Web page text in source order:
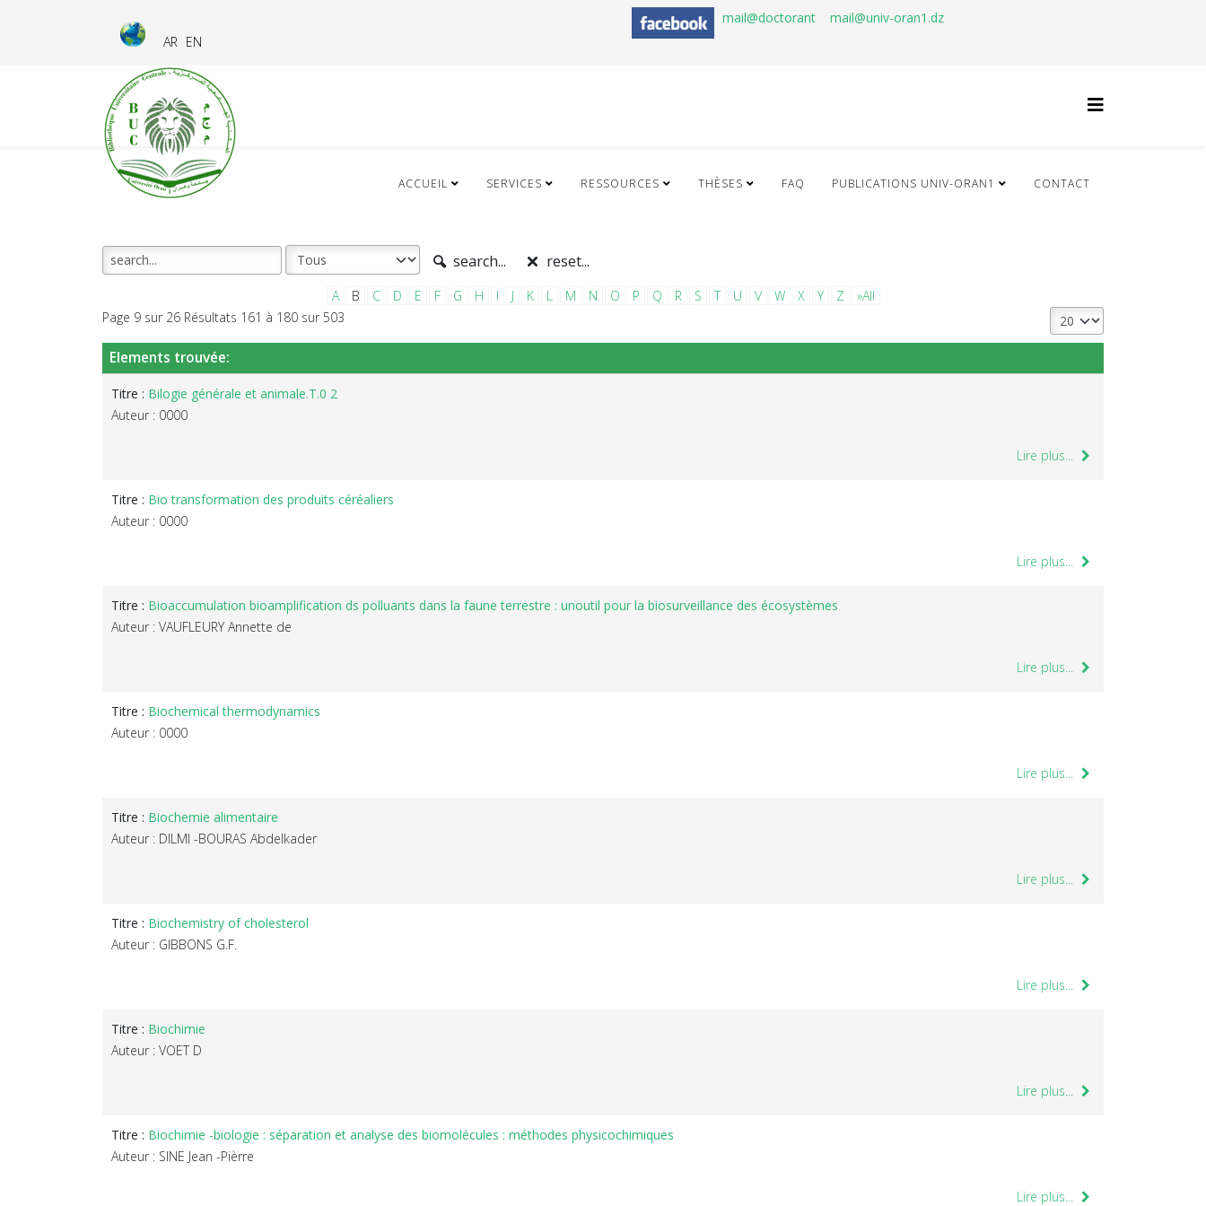
AR EN
mail@doctorant mail@univ-oran1.dz
ACCUEIL SERVICES RESSOURCES THÈSES FAQ PUBLICATIONS UNIV-ORAN1 CONTACT
search... reset...
A B C D E F G H I J K L M N O P Q R S T U V W X Y Z
»All
Page 9 sur 26 Résultats 161 à 180 sur 503
Elements trouvée:
Titre : Bilogie générale et animale.T.0 2
Auteur : 0000
Lire plus...
Titre : Bio transformation des produits céréaliers
Auteur : 0000
Lire plus...
Titre : Bioaccumulation bioamplification ds polluants dans la faune terrestre : unoutil pour la biosurveillance des écosystèmes
Auteur : VAUFLEURY Annette de
Lire plus...
Titre : Biochemical thermodynamics
Auteur : 0000
Lire plus...
Titre : Biochemie alimentaire
Auteur : DILMI -BOURAS Abdelkader
Lire plus...
Titre : Biochemistry of cholesterol
Auteur : GIBBONS G.F.
Lire plus...
Titre : Biochimie
Auteur : VOET D
Lire plus...
Titre : Biochimie -biologie : séparation et analyse des biomolécules : méthodes physicochimiques
Auteur : SINE Jean -Pièrre
Lire plus...